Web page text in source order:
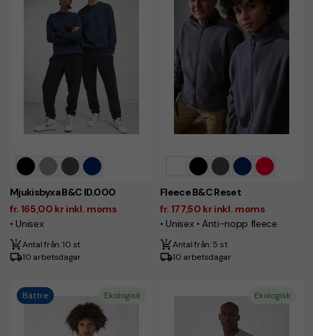
Mjukisbyxa B&C ID.000
fr. 165,00 kr inkl. moms
• Unisex
Antal från: 10 st
10 arbetsdagar
Fleece B&C Reset
fr. 177,50 kr inkl. moms
• Unisex • Anti-nopp fleece
Antal från: 5 st
10 arbetsdagar
Ekologisk
Bättre Ekologisk